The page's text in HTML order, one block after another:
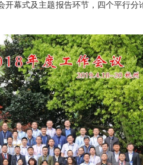
幕式及主题报告环节，四个平行分